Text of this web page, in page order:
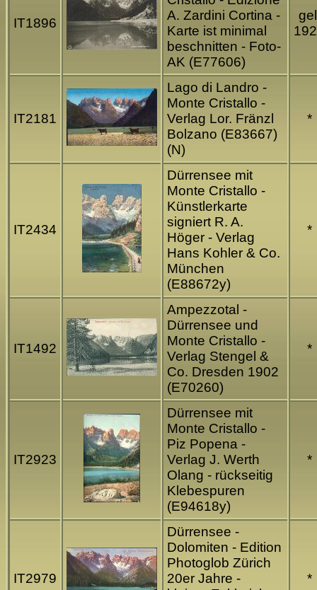
IT1896
A. Zardini Cortina -
Karte ist minimal
beschnitten - Foto-
AK (E77606)
IT2181
Lago di Landro -
Monte Cristallo -
Verlag Lor. Fränzl
Bolzano (E83667)
(N)
*
IT2434
Dürrensee mit
Monte Cristallo -
Künstlerkarte
signiert R. A.
Höger - Verlag
Hans Kohler & Co.
München
(E88672y)
*
IT1492
Ampezzotal -
Dürrensee und
Monte Cristallo -
Verlag Stengel &
Co. Dresden 1902
(E70260)
*
IT2923
Dürrensee mit
Monte Cristallo -
Piz Popena -
Verlag J. Werth
Olang - rückseitig
Klebespuren
(E94618y)
*
IT2979
Dürrensee -
Dolomiten - Edition
Photoglob Zürich
20er Jahre -
*